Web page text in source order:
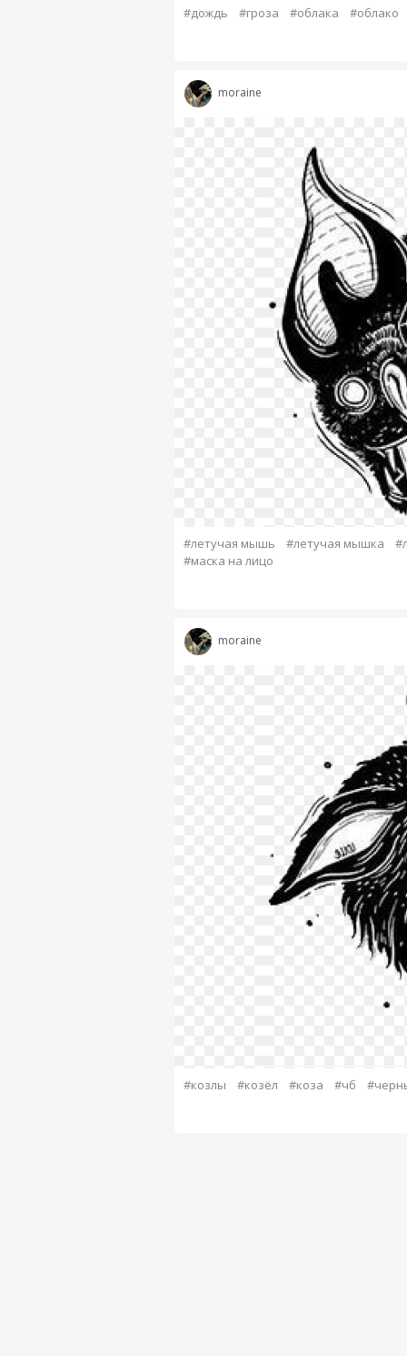
#дождь #гроза #облака #облако
moraine
#летучая мышь #летучая мышка
#маска на лицо
moraine
#козлы #козёл #коза #чб